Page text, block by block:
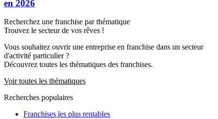
en 2026
Recherchez une franchise par thématique
Trouvez le secteur de vos rêves !
Vous souhaitez ouvrir une entreprise en franchise dans un secteur
d'activité particulier ?
Découvrez toutes les thématiques des franchises.
Voir toutes les thématiques
Recherches populaires
Franchises les plus rentables